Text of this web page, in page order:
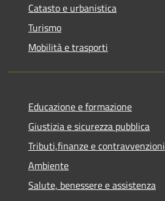
Catasto e urbanistica
Turismo
Mobilità e trasporti
Educazione e formazione
Giustizia e sicurezza pubblica
Tributi,finanze e contravvenzioni
Ambiente
Salute, benessere e assistenza